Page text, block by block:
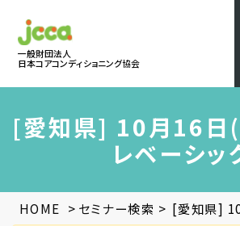
一般財団法人
日本コアコンディショニング協会
[愛知県] 10月16日(
レベーシッ
HOME > セミナー検索 > [愛知県]